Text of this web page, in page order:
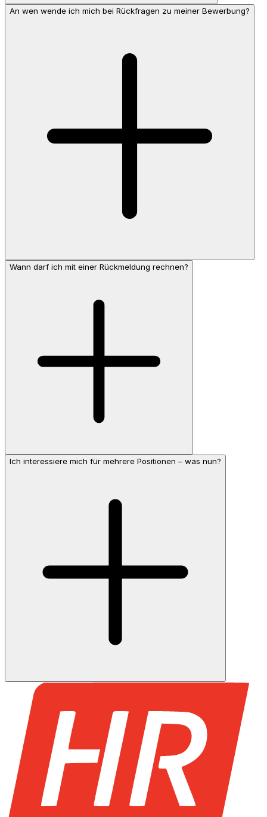
An wen wende ich mich bei Rückfragen zu meiner Bewerbung?
Wann darf ich mit einer Rückmeldung rechnen?
Ich interessiere mich für mehrere Positionen – was nun?